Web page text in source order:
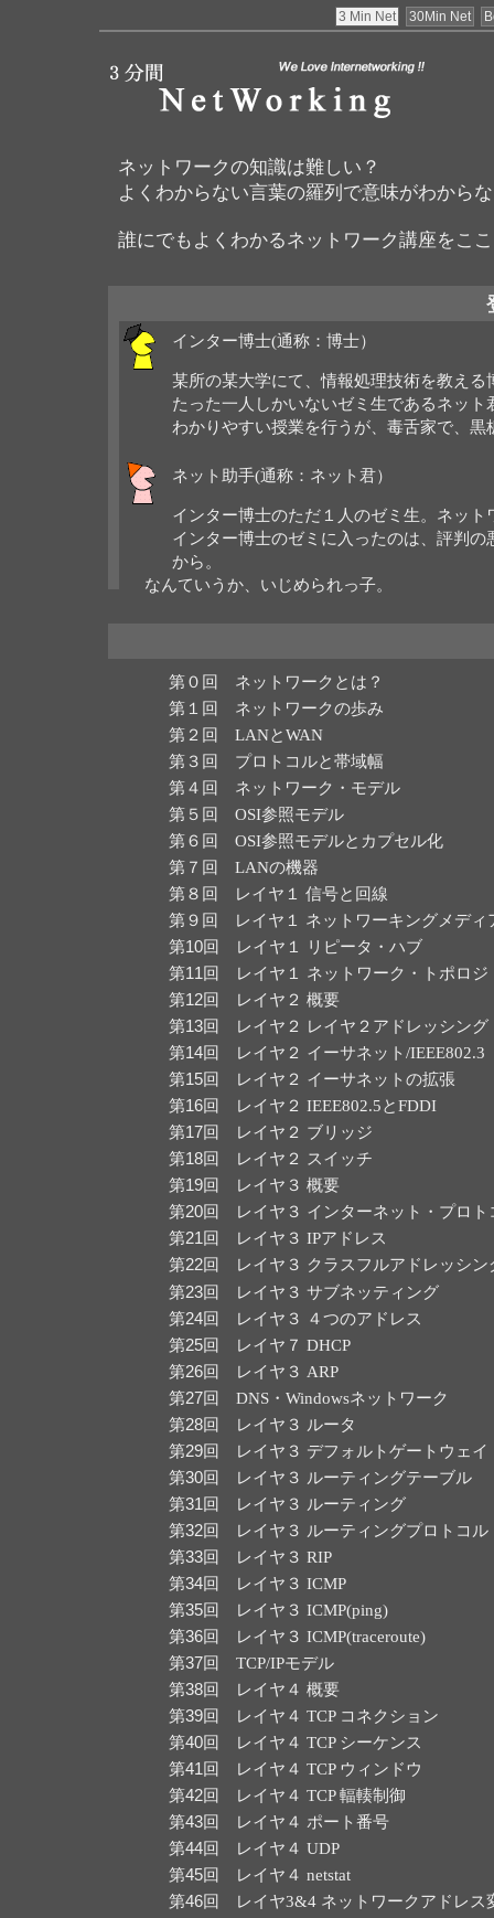
3 Min Net 30Min Net
ネットワークの知識は難しい？
よくわからない言葉の羅列で意味がわから
誰にでもよくわかるネットワーク講座をこ
インター博士(通称：博士）
某所の某大学にて、情報処理技術を教え
たった一人しかいないゼミ生であるネット
わかりやすい授業を行うが、毒舌家で、
ネット助手(通称：ネット君）
インター博士のただ１人のゼミ生。ネッ
インター博士のゼミに入ったのは、評判
から。
なんていうか、いじめられっ子。
第０回
ネットワークとは？
第１回
ネットワークの歩み
第２回
LANとWAN
第３回
プロトコルと帯域幅
第４回
ネットワーク・モデル
第５回
OSI参照モデル
第６回
OSI参照モデルとカプセル化
第７回
LANの機器
第８回
レイヤ１ 信号と回線
第９回
レイヤ１ ネットワーキングメディ
第10回
レイヤ１ リピータ・ハブ
第11回
レイヤ１ ネットワーク・トポロジ
第12回
レイヤ２ 概要
第13回
レイヤ２ レイヤ２アドレッシング
第14回
レイヤ２ イーサネット/IEEE802.3
第15回
レイヤ２ イーサネットの拡張
第16回
レイヤ２ IEEE802.5とFDDI
第17回
レイヤ２ ブリッジ
第18回
レイヤ２ スイッチ
第19回
レイヤ３ 概要
第20回
レイヤ３ インターネット・プロト
第21回
レイヤ３ IPアドレス
第22回
レイヤ３ クラスフルアドレッシン
第23回
レイヤ３ サブネッティング
第24回
レイヤ３ ４つのアドレス
第25回
レイヤ７ DHCP
第26回
レイヤ３ ARP
第27回
DNS・Windowsネットワーク
第28回
レイヤ３ ルータ
第29回
レイヤ３ デフォルトゲートウェイ
第30回
レイヤ３ ルーティングテーブル
第31回
レイヤ３ ルーティング
第32回
レイヤ３ ルーティングプロトコル
第33回
レイヤ３ RIP
第34回
レイヤ３ ICMP
第35回
レイヤ３ ICMP(ping)
第36回
レイヤ３ ICMP(traceroute)
第37回
TCP/IPモデル
第38回
レイヤ４ 概要
第39回
レイヤ４ TCP コネクション
第40回
レイヤ４ TCP シーケンス
第41回
レイヤ４ TCP ウィンドウ
第42回
レイヤ４ TCP 輻輳制御
第43回
レイヤ４ ポート番号
第44回
レイヤ４ UDP
第45回
レイヤ４ netstat
第46回
レイヤ3&4 ネットワークアドレス